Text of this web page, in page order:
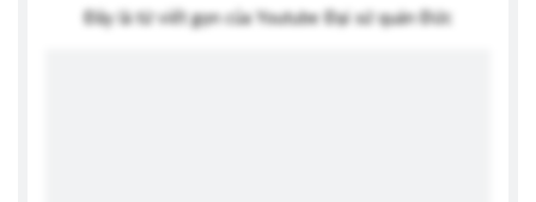
Đây là từ viết gọn của Youtube Đại sứ quán Đức